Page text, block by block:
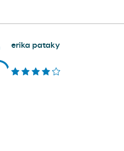
erika pataky